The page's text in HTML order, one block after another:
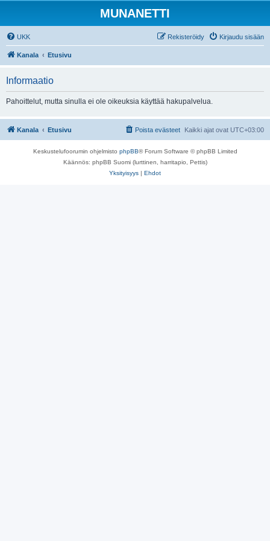
MUNANETTI
UKK Kirjaudu sisään
Rekisteröidy
Kanala Etusivu
Informaatio
Pahoittelut, mutta sinulla ei ole oikeuksia käyttää hakupalvelua.
Kanala Etusivu Kaikki ajat ovat UTC+03:00
Poista evästeet
Keskustelufoorumin ohjelmisto phpBB® Forum Software © phpBB Limited
Käännös: phpBB Suomi (lurttinen, harritapio, Pettis)
Yksityisyys | Ehdot